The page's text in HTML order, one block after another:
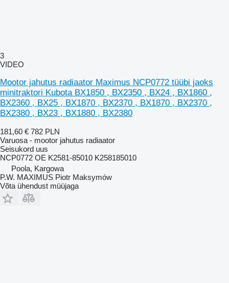
3
VIDEO
Mootor jahutus radiaator Maximus NCP0772 tüübi jaoks
minitraktori Kubota BX1850 , BX2350 , BX24 , BX1860 ,
BX2360 , BX25 , BX1870 , BX2370 , BX1870 , BX2370 ,
BX2380 , BX23 , BX1880 , BX2380
181,60 € 782 PLN
Varuosa - mootor jahutus radiaator
Seisukord uus
NCP0772 OE K2581-85010 K258185010
Poola, Kargowa
P.W. MAXIMUS Piotr Maksymów
Võta ühendust müüjaga